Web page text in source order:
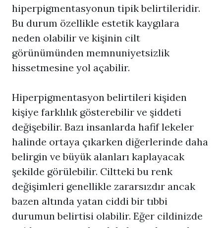
hiperpigmentasyonun tipik belirtileridir.
Bu durum özellikle estetik kaygılara
neden olabilir ve kişinin cilt
görünümünden memnuniyetsizlik
hissetmesine yol açabilir.
Hiperpigmentasyonbelirtileri kişiden
kişiye farklılık gösterebilir ve şiddeti
değişebilir. Bazı insanlarda hafif lekeler
halinde ortaya çıkarken diğerlerinde daha
belirgin ve büyük alanları kaplayacak
şekilde görülebilir. Ciltteki bu renk
değişimleri genellikle zararsızdır ancak
bazen altında yatan ciddi bir tıbbi
durumun belirtisi olabilir. Eğer cildinizde